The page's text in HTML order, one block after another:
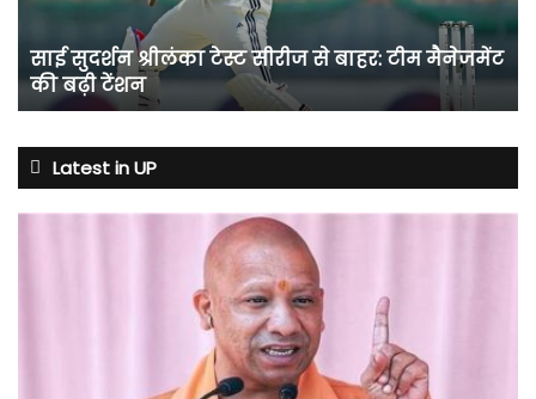
मैनेजमेंट
की
बढ़ी
साई सुदर्शन श्रीलंका टेस्ट सीरीज से बाहर: टीम मैनेजमेंट
की बढ़ी टेंशन
Latest in UP